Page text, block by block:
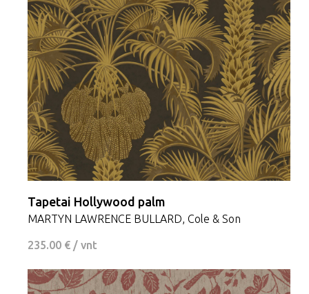
Tapetai Hollywood palm
MARTYN LAWRENCE BULLARD, Cole & Son
235.00 € / vnt